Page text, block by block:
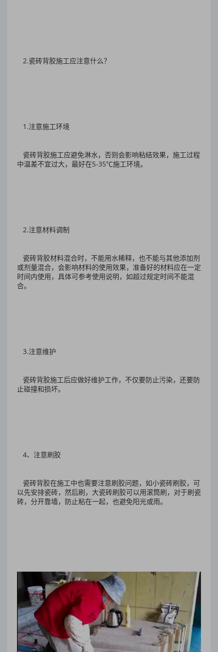
2.瓷砖背胶施工应注意什么？
1.注意施工环境
瓷砖背胶施工应避免淋水，否则会影响粘结效果，施工过程
中温差不宜过大，最好在5-35℃施工环境。
2.注意材料调制
瓷砖背胶材料混合时，不能用水稀释，也不能与其他添加剂
或剂量混合，会影响材料的使用效果，准备好的材料应在一定
时间内使用，具体可参考使用说明，如超过规定时间不能混
合。
3.注意维护
瓷砖背胶施工后应做好维护工作，不仅要防止污染，还要防
止碰撞和损坏。
4、注意刷胶
瓷砖背胶在施工中也需要注意刷胶问题，如小瓷砖刷胶，可
以先安排瓷砖，然后刷，大瓷砖刷胶可以用滚筒刷，对于刷瓷
砖，分开靠墙，防止粘在一起，也避免阳光或雨。